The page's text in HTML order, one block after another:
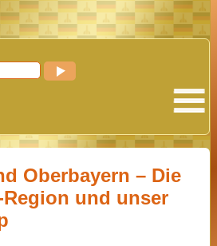
Oberbayern – Die
Region und unser